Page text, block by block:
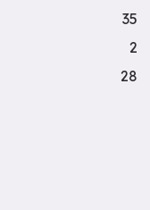
35
2
28